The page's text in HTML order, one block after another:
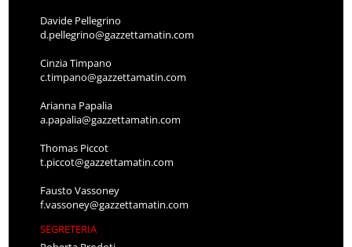
Davide Pellegrino
d.pellegrino@gazzettamatin.com
Cinzia Timpano
c.timpano@gazzettamatin.com
Arianna Papalia
a.papalia@gazzettamatin.com
Thomas Piccot
t.piccot@gazzettamatin.com
Fausto Vassoney
f.vassoney@gazzettamatin.com
SEGRETERIA